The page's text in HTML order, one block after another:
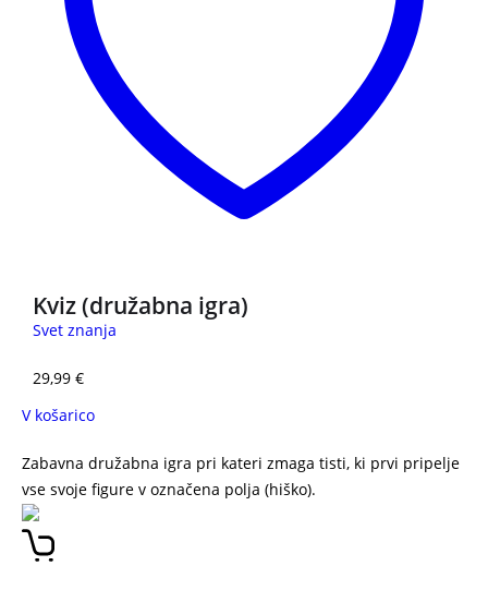
Kviz (družabna igra)
Svet znanja
29,99 €
V košarico
Zabavna družabna igra pri kateri zmaga tisti, ki prvi pripelje
vse svoje figure v označena polja (hiško).